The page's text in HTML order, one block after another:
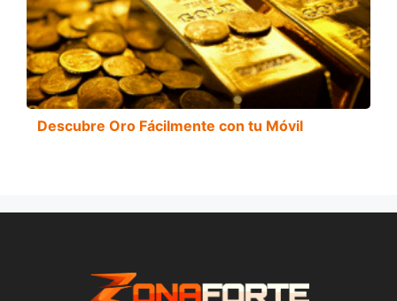
Descubre Oro Fácilmente con tu Móvil